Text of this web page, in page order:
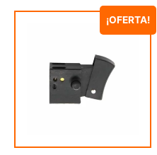
¡OFERTA!